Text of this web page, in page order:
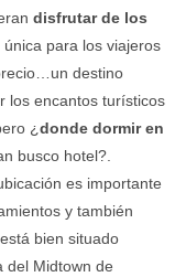
disfrutar de los
única para los viajeros
destino
los encantos turísticos
¿donde dormir en
busco hotel?.
es importante
y también
bien situado
del Midtown de